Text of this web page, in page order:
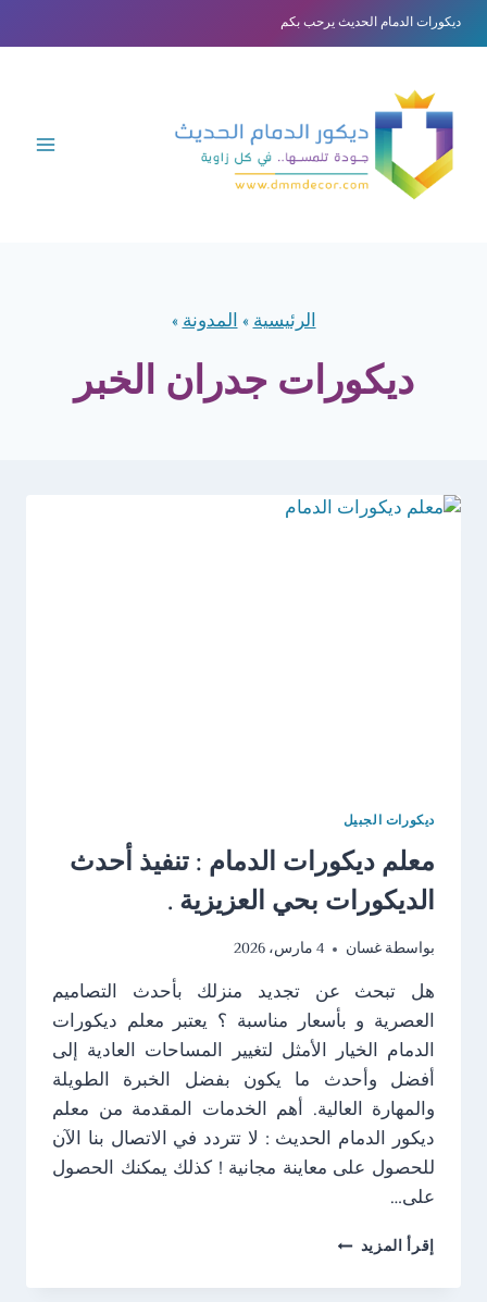
التجاوز
إلى
ديكورات الدمام الحديث يرحب بكم
الرئيسية»المدونة»
ديكورات جدران الخبر
ديكورات الجبيل
معلم ديكورات الدمام : تنفيذ أحدث
الديكورات بحي العزيزية .
بواسطةغسان 4 مارس، 2026
هل تبحث عن تجديد منزلك بأحدث التصاميم
العصرية و بأسعار مناسبة ؟ ​يعتبر معلم ديكورات
الدمام الخيار الأمثل لتغيير المساحات العادية إلى
أفضل وأحدث ما يكون بفضل الخبرة الطويلة
والمهارة العالية. ​أهم الخدمات المقدمة من معلم
ديكور الدمام الحديث : لا تتردد في الاتصال بنا الآن
للحصول على معاينة مجانية ! كذلك يمكنك الحصول
على…
إقرأ المزيد معلم
الدمام